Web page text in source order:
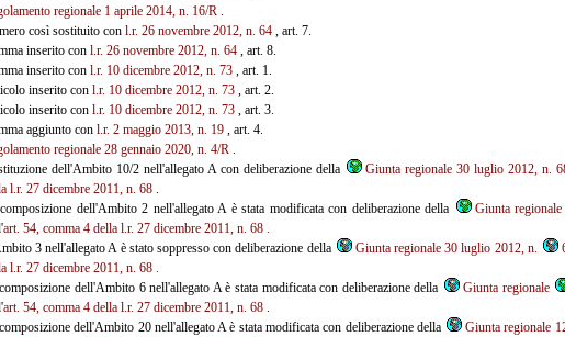
regionale 1 aprile 2014, n. 16/R.
così sostituito con l.r. 26 novembre 2012, n. 64, art. 7.
inserito con l.r. 26 novembre 2012, n. 64, art. 8.
inserito con l.r. 10 dicembre 2012, n. 73, art. 1.
inserito con l.r. 10 dicembre 2012, n. 73, art. 2.
inserito con l.r. 10 dicembre 2012, n. 73, art. 3.
aggiunto con l.r. 2 maggio 2013, n. 19, art. 4.
regionale 28 gennaio 2020, n. 4/R.
dell'Ambito 10/2 nell'allegato A con deliberazione della Giunta regionale 30 luglio 2012, n.
l.r. 27 dicembre 2011, n. 68.
dell'Ambito 2 nell'allegato A è stata modificata con deliberazione della Giunta
art. 54, comma 4 della l.r. 27 dicembre 2011, n. 68 .
3 nell'allegato A è stato soppresso con deliberazione della Giunta regionale 30 luglio 2012, n.
l.r. 27 dicembre 2011, n. 68 .
dell'Ambito 6 nell'allegato A è stata modificata con deliberazione della Giunta regionale
art. 54, comma 4 della l.r. 27 dicembre 2011, n. 68.
dell'Ambito 20 nell'allegato A è stata modificata con deliberazione della Giunta regionale